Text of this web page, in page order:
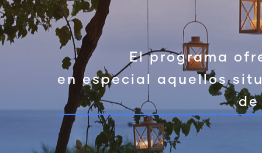
El programa
en especial aquellos
de